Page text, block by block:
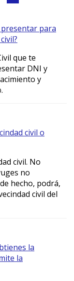
para
que te
DNI y
y
civil o
civil. No
no
hecho, podrá,
civil del
la
la